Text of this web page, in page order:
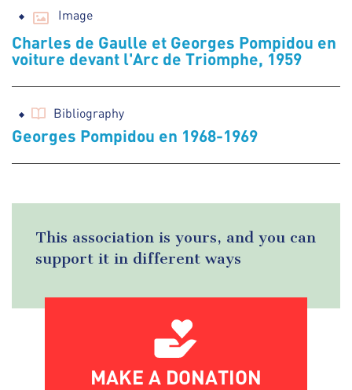
Image
Charles de Gaulle et Georges Pompidou en
voiture devant l'Arc de Triomphe, 1959
Bibliography
Georges Pompidou en 1968-1969
This association is yours, and you can
support it in different ways
MAKE A DONATION